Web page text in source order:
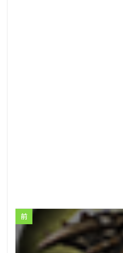
前